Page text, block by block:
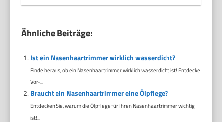
Ähnliche Beiträge:
Ist ein Nasenhaartrimmer wirklich wasserdicht?
Finde heraus, ob ein Nasenhaartrimmer wirklich wasserdicht ist! Entdecke
Vor-...
Braucht ein Nasenhaartrimmer eine Ölpflege?
Entdecken Sie, warum die Ölpflege für Ihren Nasenhaartrimmer wichtig
ist!...